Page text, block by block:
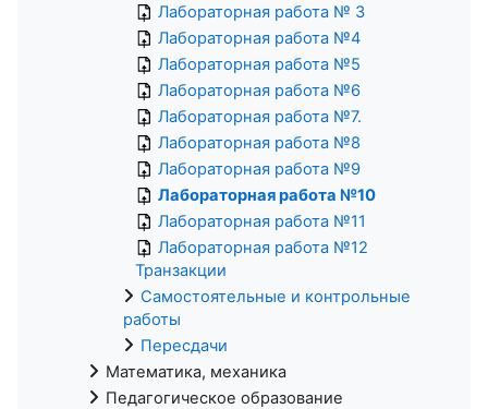
Лабораторная работа № 3
Лабораторная работа №4
Лабораторная работа №5
Лабораторная работа №6
Лабораторная работа №7.
Лабораторная работа №8
Лабораторная работа №9
Лабораторная работа №10
Лабораторная работа №11
Лабораторная работа №12
Транзакции
Самостоятельные и контрольные
работы
Пересдачи
Математика, механика
Педагогическое образование